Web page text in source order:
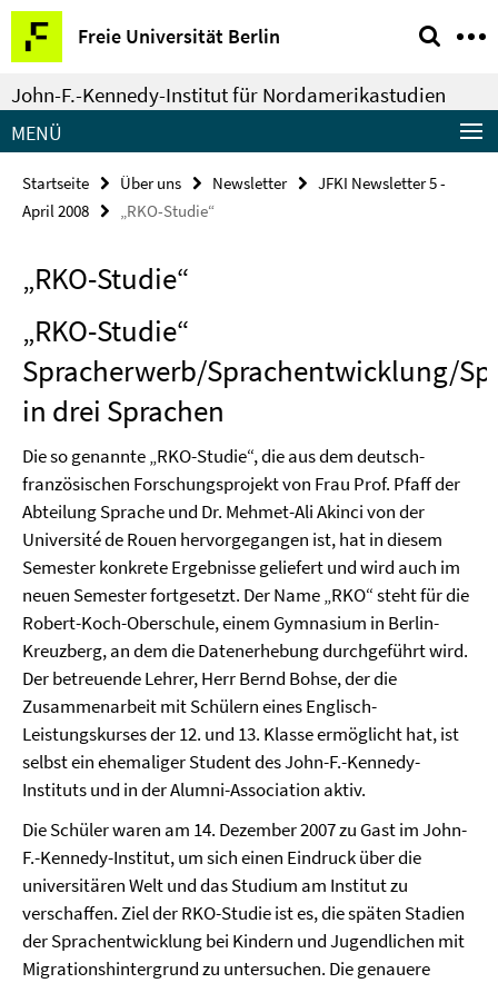
Springe
direkt
zu
Inhalt
Freie Universität Berlin
Service-
Navigation
John-F.-Kennedy-Institut für Nordamerikastudien
MENÜ
Startseite Über uns Newsletter
JFKI Newsletter 5 -
April 2008
„RKO-Studie“
„RKO-Studie“
„RKO-Studie“
Spracherwerb/Sprachentwicklung/
in drei Sprachen
Die so genannte „RKO-Studie“, die aus dem deutsch-
französischen Forschungsprojekt von Frau Prof. Pfaff der
Abteilung Sprache und Dr. Mehmet-Ali Akinci von der
Université de Rouen hervorgegangen ist, hat in diesem
Semester konkrete Ergebnisse geliefert und wird auch im
neuen Semester fortgesetzt. Der Name „RKO“ steht für die
Robert-Koch-Oberschule, einem Gymnasium in Berlin-
Kreuzberg, an dem die Datenerhebung durchgeführt wird.
Der betreuende Lehrer, Herr Bernd Bohse, der die
Zusammenarbeit mit Schülern eines Englisch-
Leistungskurses der 12. und 13. Klasse ermöglicht hat, ist
selbst ein ehemaliger Student des John-F.-Kennedy-
Instituts und in der Alumni-Association aktiv.
Die Schüler waren am 14. Dezember 2007 zu Gast im John-
F.-Kennedy-Institut, um sich einen Eindruck über die
universitären Welt und das Studium am Institut zu
verschaffen. Ziel der RKO-Studie ist es, die späten Stadien
der Sprachentwicklung bei Kindern und Jugendlichen mit
Migrationshintergrund zu untersuchen. Die genauere